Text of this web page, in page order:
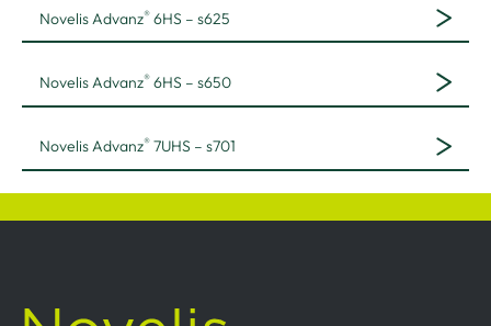
Novelis Advanz® 6HS – s625
Novelis Advanz® 6HS – s650
Novelis Advanz® 7UHS – s701